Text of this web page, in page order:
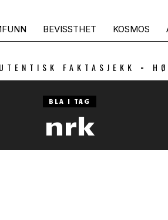
BEVISSTHET KOSMOS
FAKTASJEKK =
BLA I TAG
nrk